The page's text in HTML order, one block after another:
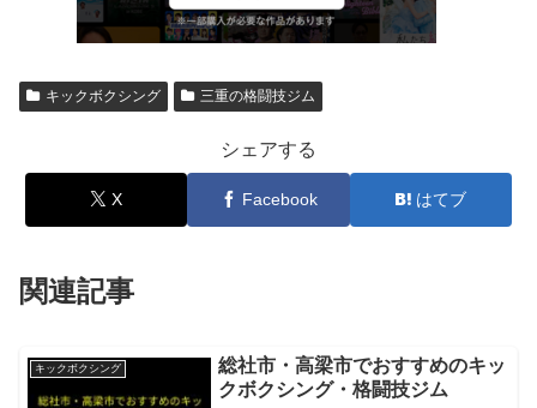
キックボクシング 三重の格闘技ジム
シェアする
X Facebook はてブ
関連記事
キックボクシング
総社市・高梁市でおすすめのキッ
クボクシング・格闘技ジム